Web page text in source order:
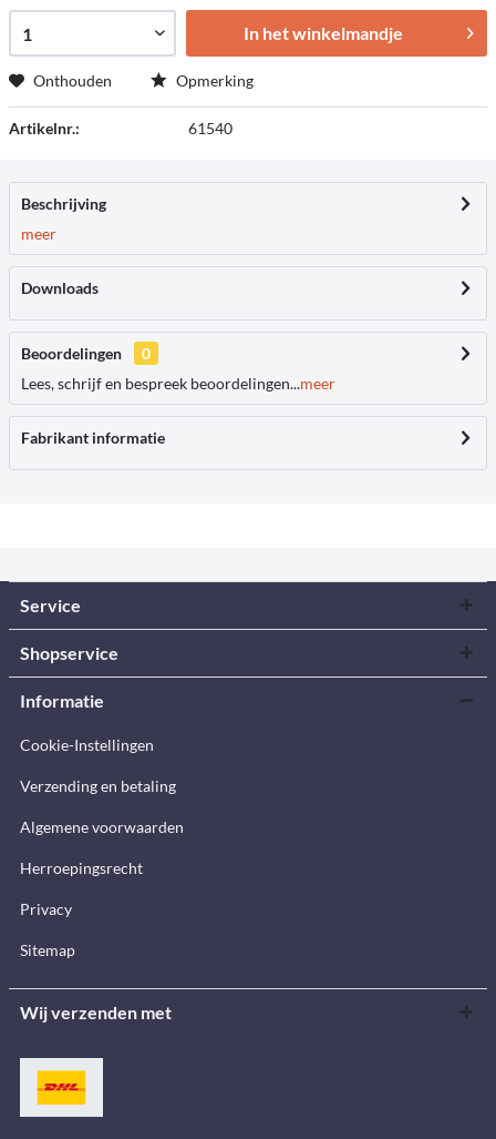
In het winkelmandje
Onthouden Opmerking
Artikelnr.: 61540
Beschrijving
meer
Downloads
Beoordelingen
0
Lees, schrijf en bespreek beoordelingen...meer
Fabrikant informatie
Service
Shopservice
Informatie
Cookie-Instellingen
Verzending en betaling
Algemene voorwaarden
Herroepingsrecht
Privacy
Sitemap
Wij verzenden met